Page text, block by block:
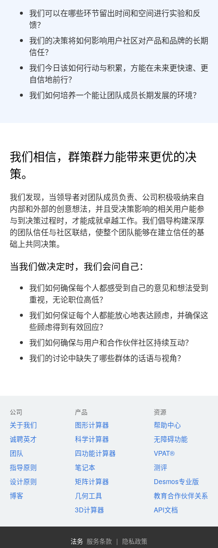
我们可以在哪些环节留出时间和空间进行实验和反
馈？
我们的决策将如何影响用户社区对产品和品牌的长期
信任？
我们今日该如何行动与积累，方能在未来更快速、更
自信地前行？
我们如何培养一个能让团队成员长期发展的环境？
我们相信，群策群力能带来更优的决
策。
我们发现，当领导者对团队成员负责、公司积极吸纳来自
内部和外部的创意想法，并且受决策影响的相关用户能参
与到决策过程时，才能成就卓越工作。我们倡导构建深厚
的团队信任与社区联结，使整个团队能够在建立信任的基
础上共同决策。
当我们做决定时，我们会问自己：
我们如何确保每个人都感受到自己的意见和想法受到
重视，无论职位高低？
我们如何保证每个人都能放心地表达顾虑，并确保这
些顾虑得到有效回应？
我们如何确保与用户和合作伙伴社区持续互动？
我们的讨论中缺失了哪些群体的话语与视角？
公司
关于我们
诚聘英才
团队
指导原则
设计原则
博客
产品
图形计算器
科学计算器
四功能计算器
笔记本
矩阵计算器
几何工具
3D计算器
资源
帮助中心
无障碍功能
VPAT®
测评
Desmos专业版
教育合作伙伴关系
API文档
法务 服务条款 | 隐私政策